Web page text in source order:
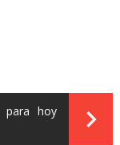
para hoy